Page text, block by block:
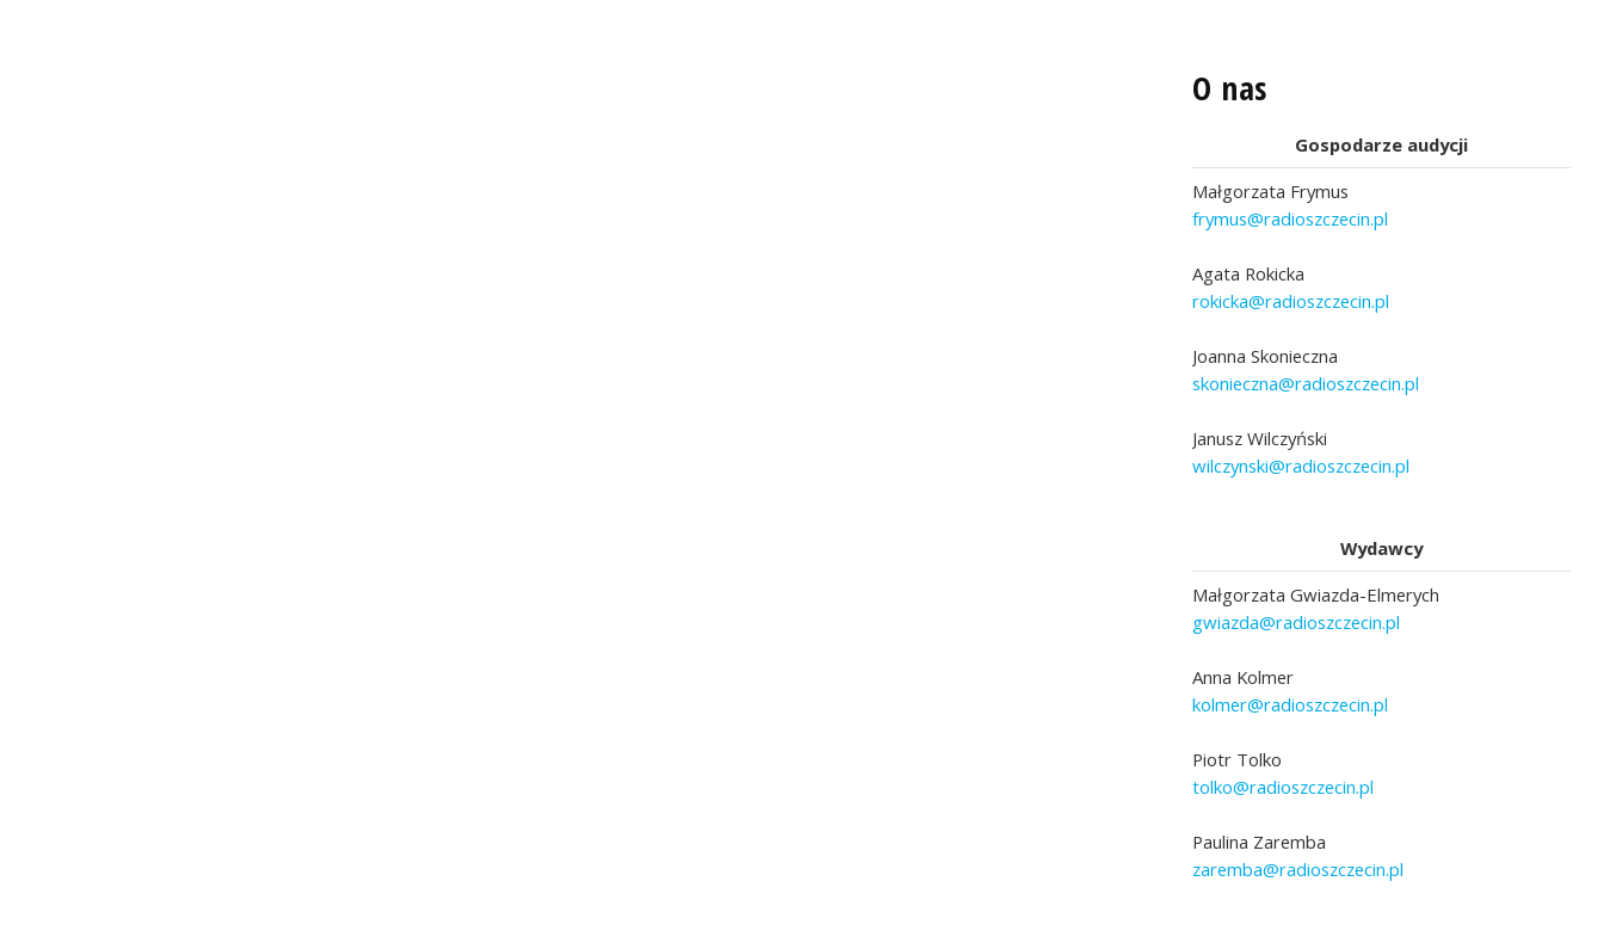
O nas
Gospodarze audycji
Małgorzata Frymus
frymus@radioszczecin.pl
Agata Rokicka
rokicka@radioszczecin.pl
Joanna Skonieczna
skonieczna@radioszczecin.pl
Janusz Wilczyński
wilczynski@radioszczecin.pl
Wydawcy
Małgorzata Gwiazda-Elmerych
gwiazda@radioszczecin.pl
Anna Kolmer
kolmer@radioszczecin.pl
Piotr Tolko
tolko@radioszczecin.pl
Paulina Zaremba
zaremba@radioszczecin.pl